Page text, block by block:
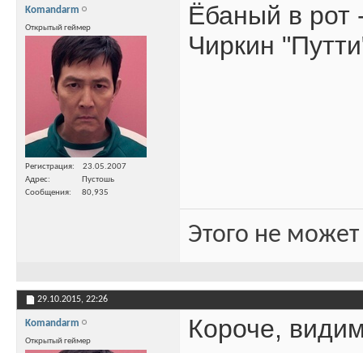
Komandarm
Открытый геймер
Регистрация
23.05.2007
Адрес
Пустошь
Сообщения
80,935
Ёбаный в рот
Чиркин
Этого не
29.10.2015, 22:26
Komandarm
Открытый геймер Короче,